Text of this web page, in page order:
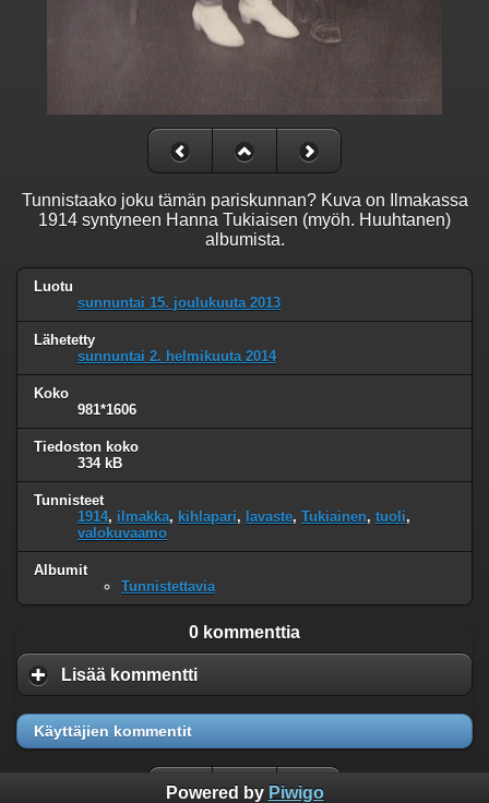
Tunnistaako joku tämän pariskunnan? Kuva on Ilmakassa
1914 syntyneen Hanna Tukiaisen (myöh. Huuhtanen)
albumista.
Luotu
sunnuntai 15. joulukuuta 2013
Lähetetty
sunnuntai 2. helmikuuta 2014
Koko
981*1606
Tiedoston koko
334 kB
Tunnisteet
1914, ilmakka, kihlapari, lavaste, Tukiainen, tuoli,
valokuvaamo
Albumit
Tunnistettavia
0 kommenttia
Lisää kommentti
Käyttäjien kommentit
Powered by Piwigo